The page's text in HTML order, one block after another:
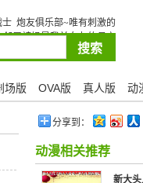
士 炮友俱乐部~唯有刺激的
邻居辣妈是我前女友的母亲
场版 OVA版 真人版 动
分享到：
动漫相关推荐
新大